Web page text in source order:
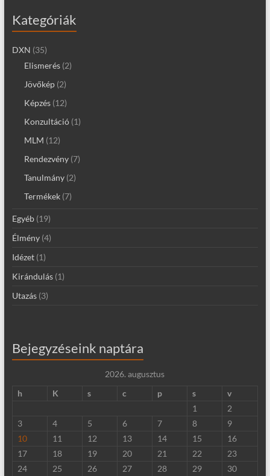
Kategóriák
DXN (35)
Elismerés(2)
Jövőkép(2)
Képzés(12)
Konzultáció(1)
MLM (12)
Rendezvény(7)
Tanulmány(2)
Termékek(7)
Egyéb(19)
Élmény(4)
Idézet(1)
Kirándulás(1)
Utazás(3)
Bejegyzéseink naptára
2026. augusztus
h
K s c p s
v
1
2
3
4 5 6 7 8
9
10
11 12 13 14 15
16
17
18 19 20 21 22
23
24
25 26 27 28 29 30